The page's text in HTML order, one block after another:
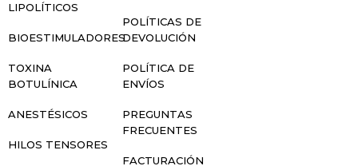
LIPOLÍTICOS
BIOESTIMULADORES
TOXINA
BOTULÍNICA
ANESTÉSICOS
HILOS TENSORES
POLÍTICAS DE
DEVOLUCIÓN
POLÍTICA DE
ENVÍOS
PREGUNTAS
FRECUENTES
FACTURACIÓN